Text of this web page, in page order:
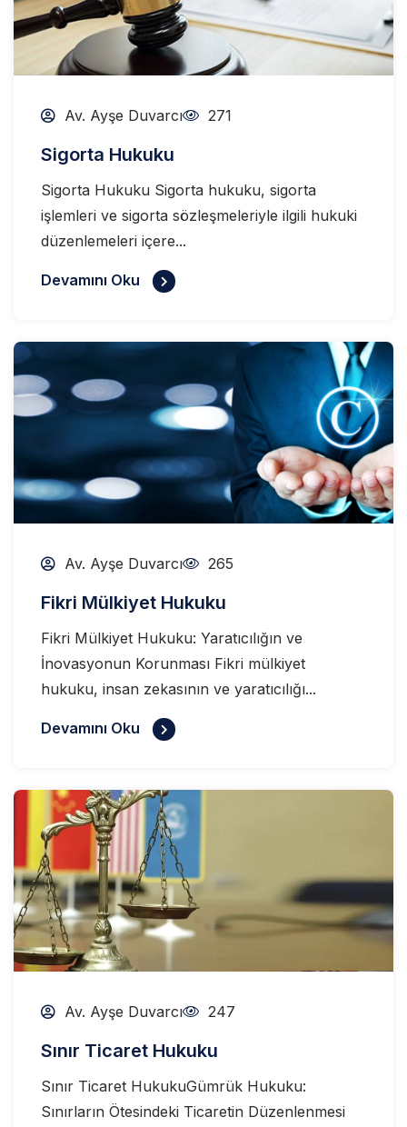
Av. Ayşe Duvarcı 271
Sigorta Hukuku
Sigorta Hukuku Sigorta hukuku, sigorta
işlemleri ve sigorta sözleşmeleriyle ilgili hukuki
düzenlemeleri içere...
Devamını Oku
Av. Ayşe Duvarcı 265
Fikri Mülkiyet Hukuku
Fikri Mülkiyet Hukuku: Yaratıcılığın ve
İnovasyonun Korunması Fikri mülkiyet
hukuku, insan zekasının ve yaratıcılığı...
Devamını Oku
Av. Ayşe Duvarcı 247
Sınır Ticaret Hukuku
Sınır Ticaret HukukuGümrük Hukuku:
Sınırların Ötesindeki Ticaretin Düzenlenmesi